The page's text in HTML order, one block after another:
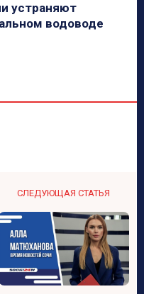
устраняют
водоводе
СЛЕДУЮЩАЯ СТАТЬЯ